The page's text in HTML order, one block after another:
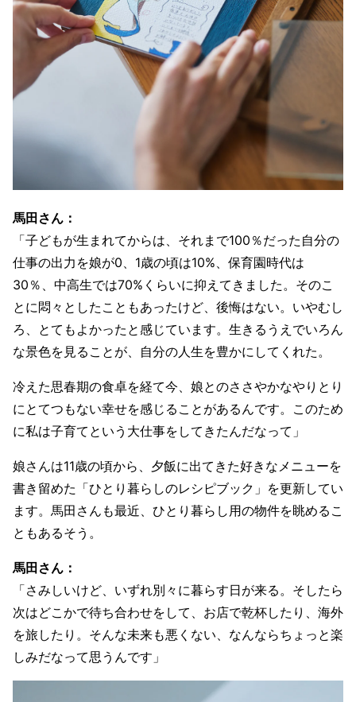
馬田さん：
「子どもが生まれてからは、それまで100％だった自分の
仕事の出力を娘が0、1歳の頃は10%、保育園時代は
30％、中高生では70%くらいに抑えてきました。そのこ
とに悶々としたこともあったけど、後悔はない。いやむし
ろ、とてもよかったと感じています。生きるうえでいろん
な景色を見ることが、自分の人生を豊かにしてくれた。
冷えた思春期の食卓を経て今、娘とのささやかなやりとり
にとてつもない幸せを感じることがあるんです。このため
に私は子育てという大仕事をしてきたんだなって」
娘さんは11歳の頃から、夕飯に出てきた好きなメニューを
書き留めた「ひとり暮らしのレシピブック」を更新してい
ます。馬田さんも最近、ひとり暮らし用の物件を眺めるこ
ともあるそう。
馬田さん：
「さみしいけど、いずれ別々に暮らす日が来る。そしたら
次はどこかで待ち合わせをして、お店で乾杯したり、海外
を旅したり。そんな未来も悪くない、なんならちょっと楽
しみだなって思うんです」